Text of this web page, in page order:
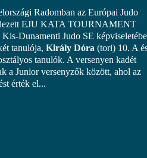
Radomban az Európai Judo
EJU KATA TOURNAMENT
Kis-Dunamenti Judo SE
tanulója, Király Dóra (tori) 10. A
tanulók. A versenyen kadét
a Junior versenyzők között, ahol az
érték el...